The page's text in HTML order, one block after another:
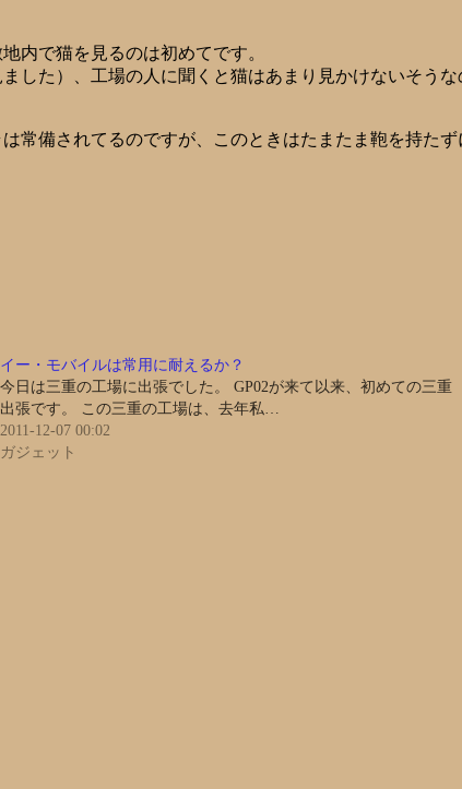
内で猫を見るのは初めてです。
した）、工場の人に聞くと猫はあまり見かけないそうな
常備されてるのですが、このときはたまたま鞄を持たず
イー・モバイルは常用に耐えるか？
今日は三重の工場に出張でした。 GP02が来て以来、初めての三重
出張です。 この三重の工場は、去年私…
2011-12-07 00:02
ガジェット